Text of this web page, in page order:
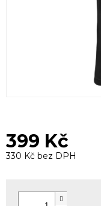
399 Kč
330 Kč bez DPH